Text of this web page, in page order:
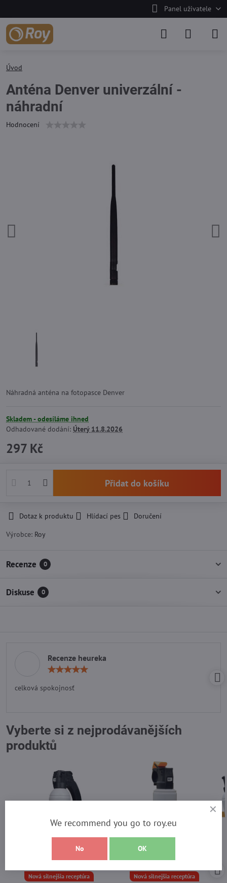
Panel uživatele
Úvod
Anténa Denver univerzální -
náhradní
Hodnocení
Náhradná anténa na fotopasce Denver
Skladem - odesíláme ihned
Odhadované dodání: Úterý11.8.2026
297 Kč
Přidat do košíku
Dotaz k produktu Hlídací pes
Doručení
Výrobce: Roy
Recenze 0
Diskuse 0
Recenze heureka
celková spokojnosť
Vyberte si z nejprodávanějších
produktů
Nová silnejšia receptúra Nová silnejšia receptúra
We recommend you go to roy.eu
No OK